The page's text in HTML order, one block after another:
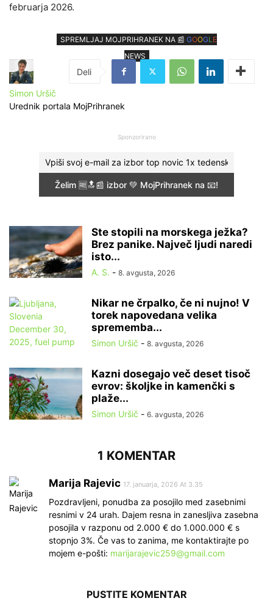
februarja 2026.
SPREMLJAJ MOJPRIHRANEK NA 📰 GOOGL E
NEWS
Simon Uršič
Urednik portala MojPrihranek
Sponzorirano
Ste stopili na morskega ježka?
Brez panike. Največ ljudi naredi
isto...
A. S. - 8. avgusta, 2026
Nikar ne črpalko, če ni nujno! V
torek napovedana velika
sprememba...
Simon Uršič - 8. avgusta, 2026
Kazni dosegajo več deset tisoč
evrov: školjke in kamenčki s
plaže...
Simon Uršič - 6. avgusta, 2026
1 KOMENTAR
Marija Rajevic 17. januarja, 2026 At 3.35
Pozdravljeni, ponudba za posojilo med zasebnimi
resnimi v 24 urah. Dajem resna in zanesljiva zasebna
posojila v razponu od 2.000 € do 1.000.000 € s
stopnjo 3%. Če vas to zanima, me kontaktirajte po
mojem e-pošti: marijarajevic259@gmail.com
PUSTITE KOMENTAR